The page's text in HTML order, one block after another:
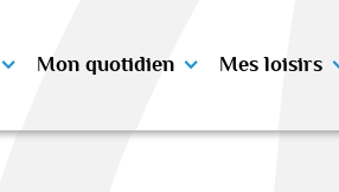
Mon quotidien Mes loisirs